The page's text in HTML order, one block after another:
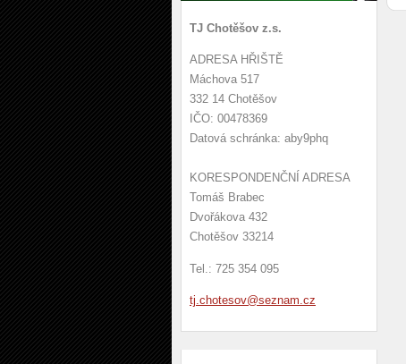
TJ Chotěšov z.s.
ADRESA HŘIŠTĚ
Máchova 517
332 14 Chotěšov
IČO: 00478369
Datová schránka: aby9phq
KORESPONDENČNÍ ADRESA
Tomáš Brabec
Dvořákova 432
Chotěšov 33214
Tel.: 725 354 095
tj.chotesov@seznam.cz